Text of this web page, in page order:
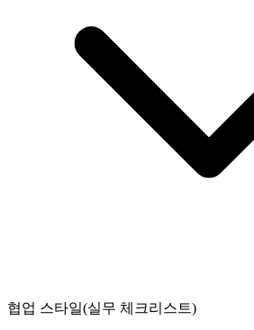
협업 스타일(실무 체크리스트)